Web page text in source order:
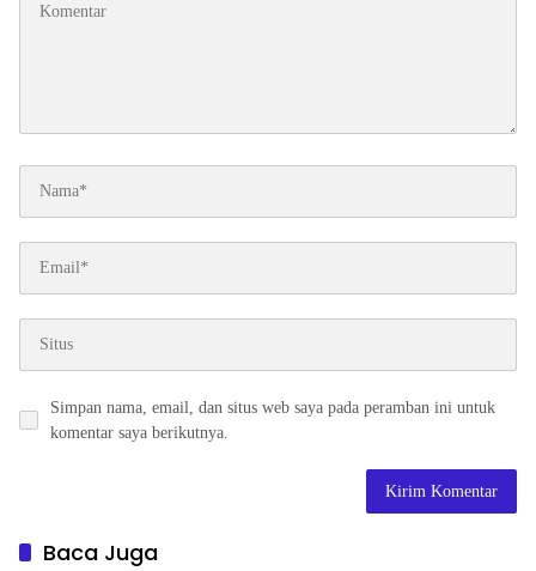
Simpan nama, email, dan situs web saya pada peramban ini untuk
komentar saya berikutnya.
Baca Juga